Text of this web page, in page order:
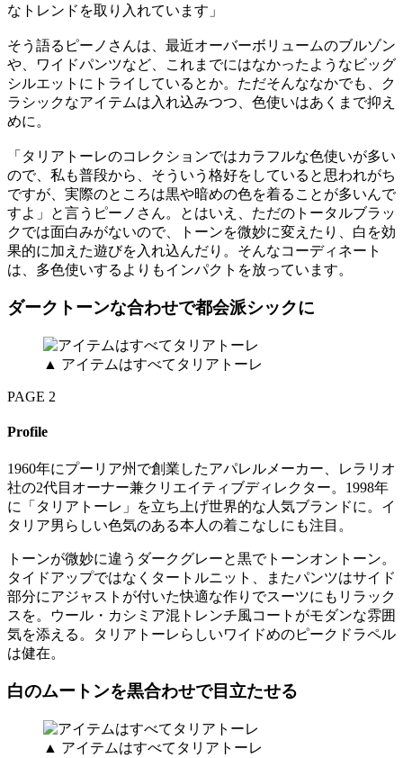
なトレンドを取り入れています」
そう語るピーノさんは、最近オーバーボリュームのブルゾン
や、ワイドパンツなど、これまでにはなかったようなビッグ
シルエットにトライしているとか。ただそんななかでも、ク
ラシックなアイテムは入れ込みつつ、色使いはあくまで抑え
めに。
「タリアトーレのコレクションではカラフルな色使いが多い
ので、私も普段から、そういう格好をしていると思われがち
ですが、実際のところは黒や暗めの色を着ることが多いんで
すよ」と言うピーノさん。とはいえ、ただのトータルブラッ
クでは面白みがないので、トーンを微妙に変えたり、白を効
果的に加えた遊びを入れ込んだり。そんなコーディネート
は、多色使いするよりもインパクトを放っています。
ダークトーンな合わせで都会派シックに
▲ アイテムはすべてタリアトーレ
PAGE 2
Profile
1960年にプーリア州で創業したアパレルメーカー、レラリオ
社の2代目オーナー兼クリエイティブディレクター。1998年
に「タリアトーレ」を立ち上げ世界的な人気ブランドに。イ
タリア男らしい色気のある本人の着こなしにも注目。
トーンが微妙に違うダークグレーと黒でトーンオントーン。
タイドアップではなくタートルニット、またパンツはサイド
部分にアジャストが付いた快適な作りでスーツにもリラック
スを。ウール・カシミア混トレンチ風コートがモダンな雰囲
気を添える。タリアトーレらしいワイドめのピークドラペル
は健在。
白のムートンを黒合わせで目立たせる
▲ アイテムはすべてタリアトーレ